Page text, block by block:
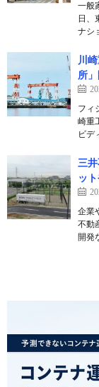
一般
日、
ナシ
川
所
フィ
崎重
ビデ
三
ッ
企業
不動
開発